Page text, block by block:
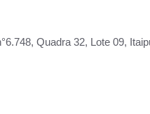
Quadra 32, Lote 09,